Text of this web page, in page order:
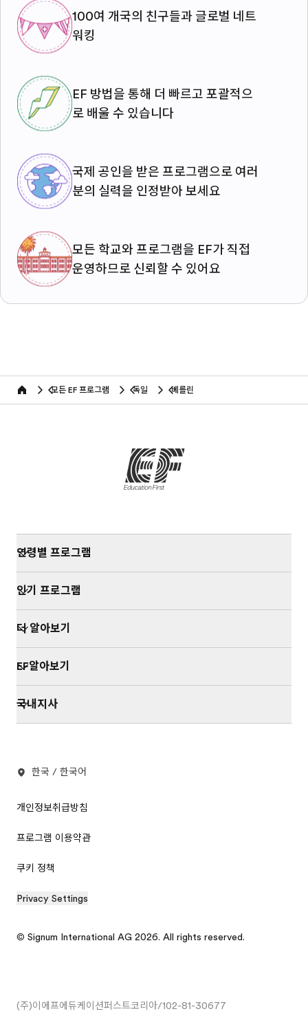
100여 개국의 친구들과 글로벌 네트
워킹
EF 방법을 통해 더 빠르고 포괄적으
로 배울 수 있습니다
국제 공인을 받은 프로그램으로 여러
분의 실력을 인정받아 보세요
모든 학교와 프로그램을 EF가 직접
운영하므로 신뢰할 수 있어요
home 모든 EF 프로그램 독일 베를린
연령별 프로그램
인기 프로그램
더 알아보기
EF알아보기
국내지사
한국 / 한국어
개인정보취급방침
프로그램 이용약관
쿠키 정책
Privacy Settings
© Signum International AG 2026. All rights reserved.
(주)이에프에듀케이션퍼스트코리아/102-81-30677